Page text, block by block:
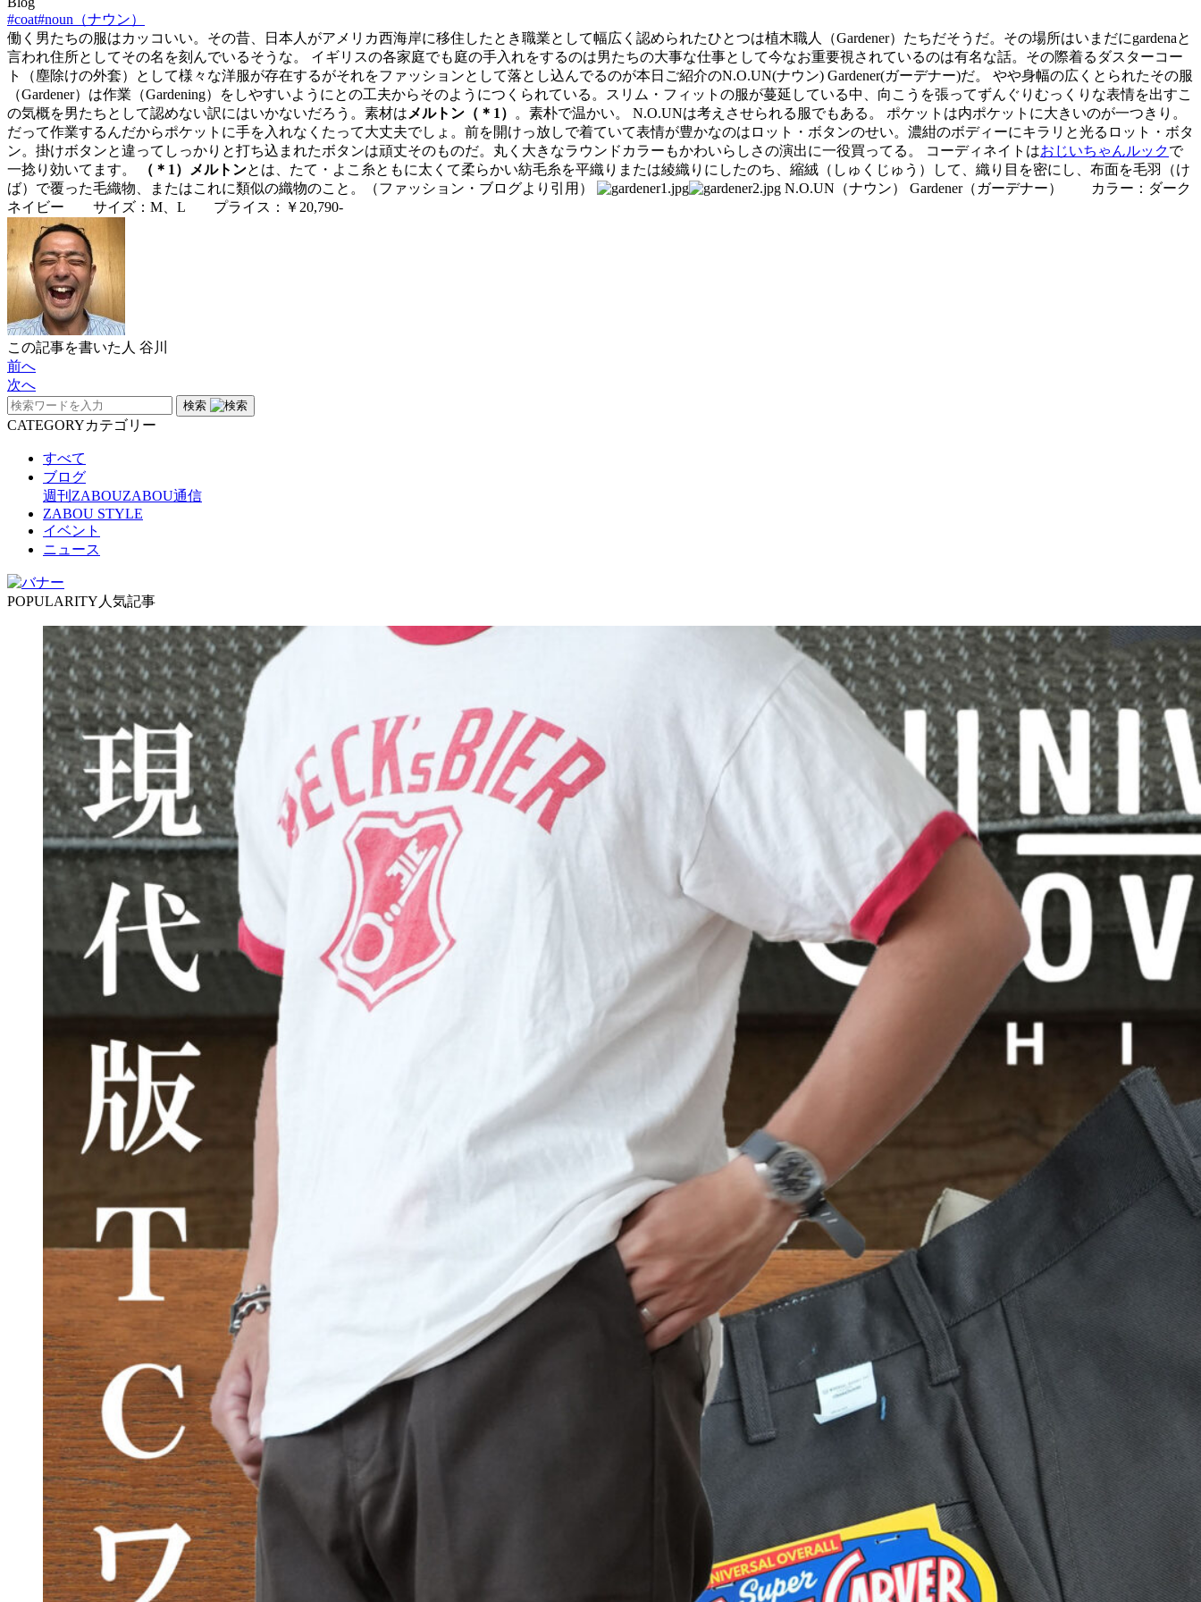
#coat#noun（ナウン）
働く男たちの服はカッコいい。その昔、日本人がアメリカ西海岸に移住したとき職業として幅広く認められたひとつは植木職人（Gardener）たちだそうだ。その場所はいまだにgardenaと
言われ住所としてその名を刻んでいるそうな。 イギリスの各家庭でも庭の手入れをするのは男たちの大事な仕事として今なお重要視されているのは有名な話。その際着るダスターコー
ト（塵除けの外套）として様々な洋服が存在するがそれをファッションとして落とし込んでるのが本日ご紹介のN.O.UN(ナウン) Gardener(ガーデナー)だ。 やや身幅の広くとられたその服
（Gardener）は作業（Gardening）をしやすいようにとの工夫からそのようにつくられている。スリム・フィットの服が蔓延している中、向こうを張ってずんぐりむっくりな表情を出すこ
の気概を男たちとして認めない訳にはいかないだろう。素材は メルトン（＊1）
。素朴で温かい。 N.O.UNは考えさせられる服でもある。 ポケットは内ポケットに大きいのが一つきり。
だって作業するんだからポケットに手を入れなくたって大丈夫でしょ。前を開けっ放しで着ていて表情が豊かなのはロット・ボタンのせい。濃紺のボディーにキラリと光るロット・ボタ
ン。掛けボタンと違ってしっかりと打ち込まれたボタンは頑丈そのものだ。丸く大きなラウンドカラーもかわいらしさの演出に一役買ってる。 コーディネイトはおじいちゃんルックで
一捻り効いてます。
（＊1）メルトンとは、たて・よこ糸ともに太くて柔らかい紡毛糸を平織りまたは綾織りにしたのち、縮絨（しゅくじゅう）して、織り目を密にし、布面を毛羽（け
ば）で覆った毛織物、またはこれに類似の織物のこと。（ファッション・ブログより引用）
N.O.UN（ナウン） Gardener（ガーデナー） カラー：ダーク
ネイビー サイズ：M、L プライス：￥20,790-
この記事を書いた人 谷川
前へ
次へ
検索
CATEGORYカテゴリー
すべて
ブログ
週刊ZABOUZABOU通信
ZABOU STYLE
イベント
ニュース
POPULARITY 人気記事